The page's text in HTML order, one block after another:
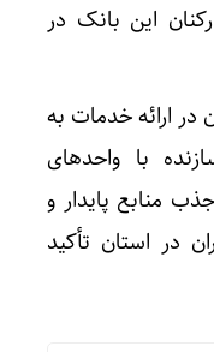
این بانک در
ارائه خدمات به
با واحدهای
منابع پایدار و
در استان تأکید